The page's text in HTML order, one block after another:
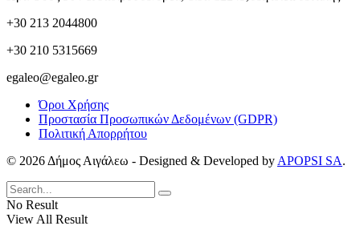
+30 213 2044800
+30 210 5315669
egaleo@egaleo.gr
Όροι Χρήσης
Προστασία Προσωπικών Δεδομένων (GDPR)
Πολιτική Απορρήτου
© 2026 Δήμος Αιγάλεω - Designed & Developed by APOPSI SA.
No Result
View All Result